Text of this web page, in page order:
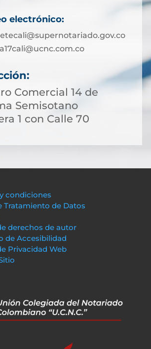
electrónico:
Comercial 14 de
Semisotano
1 con Calle 70
condiciones
Tratamiento de Datos
derechos de autor
de Accesibilidad
Privacidad Web